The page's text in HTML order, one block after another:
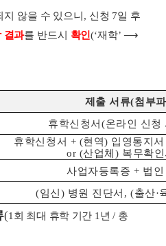
않을 수 있으니 , 신청 7일 후
결과를 반드시 확인(‘재학’⟶
제출 서류(첨부
휴학신청서(온라인 신청
휴학신청서 + (현역) 입영통지
or (산업체 ) 복무확
사업자등록증 + 법
(임신 ) 병원 진단서 , (출산·
(1 회 최대 휴학 기간 1 년/ 총